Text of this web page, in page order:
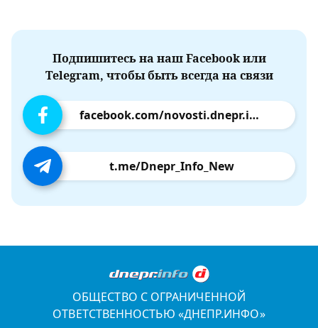
Подпишитесь на наш Facebook или
Telegram, чтобы быть всегда на связи
facebook.com/novosti.dnepr.info
t.me/Dnepr_Info_New
ОБЩЕСТВО С ОГРАНИЧЕННОЙ
ОТВЕТСТВЕННОСТЬЮ «ДНЕПР.ИНФО»